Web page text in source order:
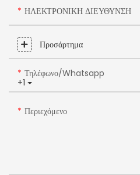
ΗΛΕΚΤΡΟΝΙΚΗ ΔΙΕΥΘΥΝΣΗ
Προσάρτημα
+1
Τηλέφωνο/whatsapp
Περιεχόμενο